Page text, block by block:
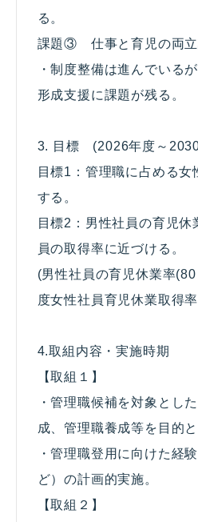
る。
課題③ 仕事と育児の両立
・制度整備は進んでいる
形成支援に課題が残る。
3. 目標 (2026年度～
目標1：管理職に占める女
する。
目標2：男性社員の育児休
員の取得率に近づける。
(男性社員の育児休業率
度女性社員育児休業取得
4.取組内容・実施時期
【取組１】
・管理職候補を対象とし
成、管理職養成等を目的
・管理職登用に向けた経
ど）の計画的実施。
【取組２】